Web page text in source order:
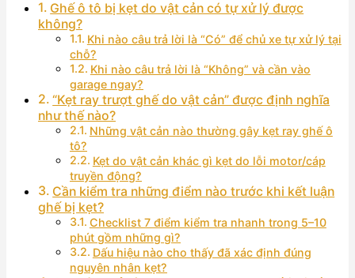
Ghế ô tô bị kẹt do vật cản có tự xử lý được
không?
Khi nào câu trả lời là “Có” để chủ xe tự xử lý tại
chỗ?
Khi nào câu trả lời là “Không” và cần vào
garage ngay?
“Kẹt ray trượt ghế do vật cản” được định nghĩa
như thế nào?
Những vật cản nào thường gây kẹt ray ghế ô
tô?
Kẹt do vật cản khác gì kẹt do lỗi motor/cáp
truyền động?
Cần kiểm tra những điểm nào trước khi kết luận
ghế bị kẹt?
Checklist 7 điểm kiểm tra nhanh trong 5–10
phút gồm những gì?
Dấu hiệu nào cho thấy đã xác định đúng
nguyên nhân kẹt?